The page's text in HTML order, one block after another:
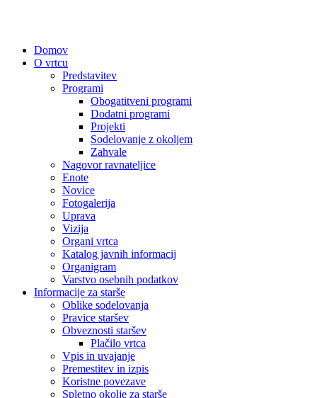
Domov
O vrtcu
Predstavitev
Programi
Obogatitveni programi
Dodatni programi
Projekti
Sodelovanje z okoljem
Zahvale
Nagovor ravnateljice
Enote
Novice
Fotogalerija
Uprava
Vizija
Organi vrtca
Katalog javnih informacij
Organigram
Varstvo osebnih podatkov
Informacije za starše
Oblike sodelovanja
Pravice staršev
Obveznosti staršev
Plačilo vrtca
Vpis in uvajanje
Premestitev in izpis
Koristne povezave
Spletno okolje za starše